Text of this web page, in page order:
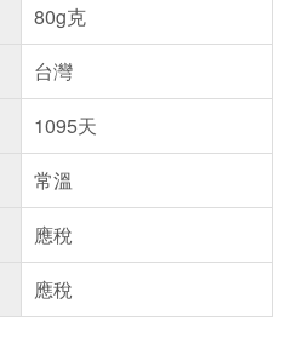
80g克
台灣
1095天
常溫
應稅
應稅